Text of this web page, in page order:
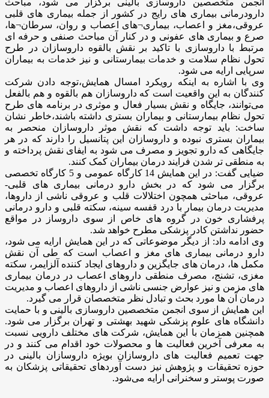
انجمن متخصصین داروسازی بالینی برگزار می شود، مباحث
دارودرمانی بیماری های رایج در کشور از جمله بیماری های قلبی
عروقی،مغز و اعصاب، بیماری¬های اعصاب و روان، سرطان¬ها،
صرع و بیماری های عفونی و در کنار آن مباحث صنفی و حرفه ای
مرتبط با داروسازی با تاکید بر نقش بالقوه داروسازان در طرح
تحول نظام سلامت و خدمات بیمارستانی و نیز خدمات به بیماران
سرپایی ارایه می شود.
وی با اشاره به اینکه رویکرد امسال همایش،توجه دادن شرکت
کنندگان به این واقعیت است که داروسازان هم بالقوه و هم بالفعل
می‌توانند، جایگاه و نقش بسیار فعال و موثری در برنامه های طرح
تحول نظام بیمارستانی و بیماران بستری داشته باشند،خاطر نشان
ساخت: باید توجه داشت که نقش موثر داروسازان منحصر به
بیماران بستری نبوده و داروسازان این پتانسیل را دارند که در هر
جایگاهی که دارو تجویز و مصرف می شود به ایفای نقش پرداخته و
به منطقی تر شدن فرایند درمان بیماران کمک کنند.
ضیایی گفت: در این همایش 14 کارگاه عمومی و 5 کارگاه تخصصی
برگزار می شود که در بخش دارو درمانی بیماری های قلبی-
عروقی، مباحثی همچون اختلالات قلب و عروقی ناشی از داروها،
مدیریت درمان بیمار با درد قفسه سینه، سکته قلبی و دارو درمانی
پرفشاری خون در گروه های خاص از سوی داروساز در مواقع
حضور نداشتن کادر پزشکی مطرح خواهد شد.
وی ادامه داد: از دیگر موضوعاتی که در این همایش ارایه می شود،
دارو درمانی بیماری های مغز و اعصاب است که طی آن نقش
مکمل ها، درمان های جایگزین و داروهای ایجاد کننده آلزایمر، سکته
مغزی، تشنج، مصرف منطقی داروهای اعصاب در درمان بیماری
های مزمن و نیز عوارض جنسی ناشی از داروهای اعصاب و مدیریت
درمان آن ها مورد بحث و تبادل نظر متخصصان قرار می گیرد.
این همایش از سوی انجمن متخصصین داروسازی بالینی و با حمایت
دانشگاه های علوم پزشکی شهید بهشتی و تهران برگزار می شود.
همچنین همزمان با این همایش، شرکت های مختلف دارویی نسبت
به معرفی آخرین فعالیت ها و محصولات خود اقدام می کنند و در
جهت تعمیم فعالیت های داروسازان بویژه داروسازان بالینی در
حوزه تحقیقات و پژوهش نیز دست آوردهای تحقیقاتی پزشکان به
صورت پوستر و سخنرانی ارایه می‌شود.